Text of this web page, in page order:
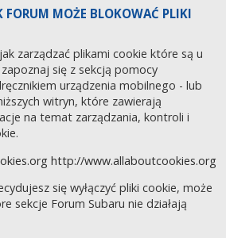
MOŻE BLOKOWAĆ PLIKI
zarządzać plikami cookie które są u
się z sekcją pomocy
urządzenia mobilnego - lub
witryn, które zawierają
na temat zarządzania, kontroli i
http://www.allaboutcookies.org
się wyłączyć pliki cookie, może
sekcje Forum Subaru nie działają